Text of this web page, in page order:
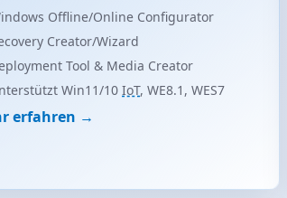
Offline/Online Configurator
Creator/Wizard
Tool & Media Creator
Win11/10 IoT, WE8.1, WES7
erfahren →